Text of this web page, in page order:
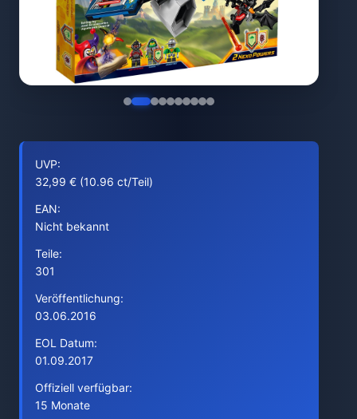
UVP:
32,99 € (10.96 ct/Teil)
EAN:
Nicht bekannt
Teile:
301
Veröffentlichung:
03.06.2016
EOL Datum:
01.09.2017
Offiziell verfügbar:
15 Monate